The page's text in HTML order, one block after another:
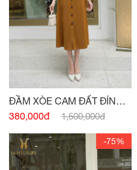
ĐẦM XÒE CAM ĐẤT ĐÍNH
CÚC
380,000đ 1,500,000đ
-75%